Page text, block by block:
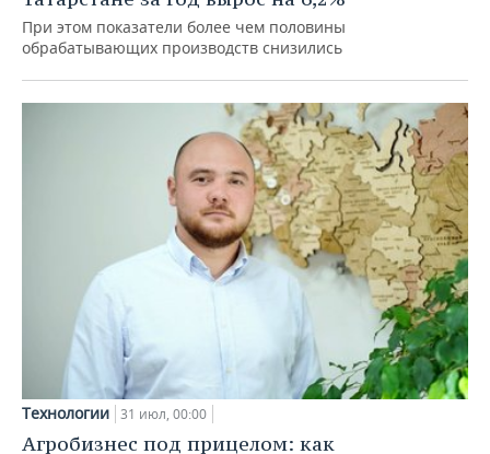
При этом показатели более чем половины
обрабатывающих производств снизились
Технологии 31 июл, 00:00
Агробизнес под прицелом: как